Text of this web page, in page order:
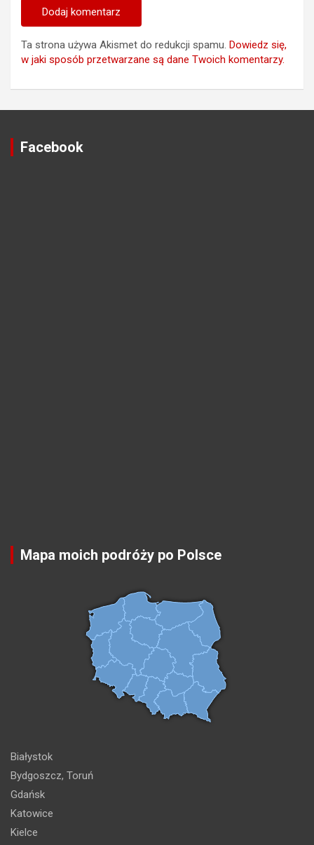
Ta strona używa Akismet do redukcji spamu. Dowiedz się,
w jaki sposób przetwarzane są dane Twoich komentarzy.
Facebook
Mapa moich podróży po Polsce
Białystok
Bydgoszcz, Toruń
Gdańsk
Katowice
Kielce